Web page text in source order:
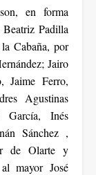
en forma
Padilla
Cabaña, por
Jairo
Jaime Ferro,
Agustinas
García, Inés
Sánchez ,
de Olarte y
mayor José